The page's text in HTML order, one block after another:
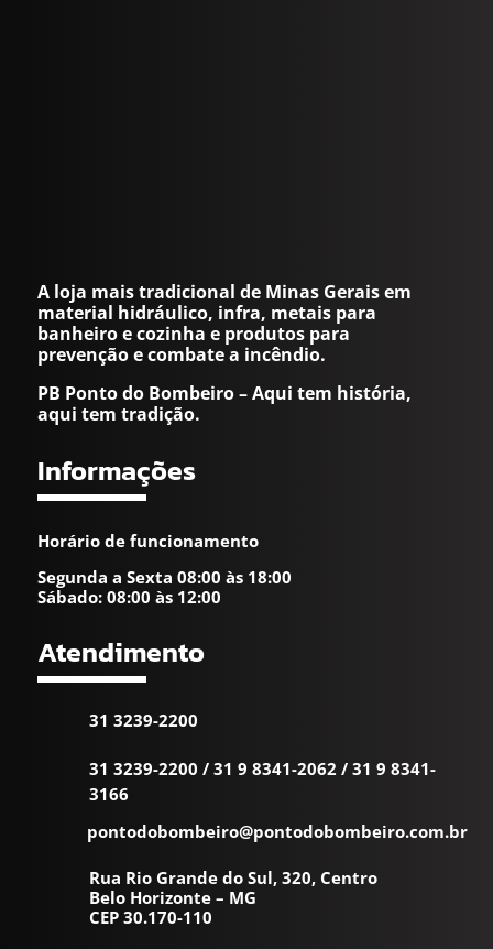
A loja mais tradicional de Minas Gerais em
material hidráulico, infra, metais para
banheiro e cozinha e produtos para
prevenção e combate a incêndio.
PB Ponto do Bombeiro – Aqui tem história,
aqui tem tradição.
Informações
Horário de funcionamento
Segunda a Sexta 08:00 às 18:00
Sábado: 08:00 às 12:00
Atendimento
31 3239-2200
31 3239-2200 / 31 9 8341-2062 / 31 9 8341-
3166
pontodobombeiro@pontodobombeiro.com.br
Rua Rio Grande do Sul, 320, Centro
Belo Horizonte – MG
CEP 30.170-110